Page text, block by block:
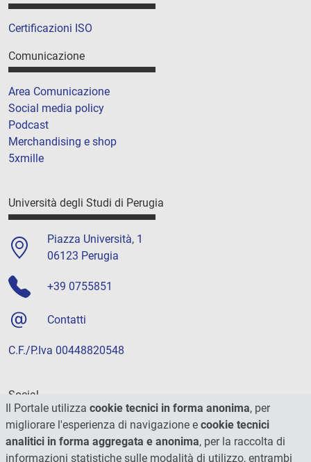
Certificazioni ISO
Comunicazione
Area Comunicazione
Social media policy
Podcast
Merchandising e shop
5xmille
Università degli Studi di Perugia
Piazza Università, 1
06123 Perugia
+39 0755851
Contatti
C.F./P.Iva 00448820548
Social
Il Portale utilizza cookie tecnici in forma anonima, per
migliorare l'esperienza di navigazione e cookie tecnici
analitici in forma aggregata e anonima, per la raccolta di
informazioni statistiche sulle modalità di utilizzo, entrambi